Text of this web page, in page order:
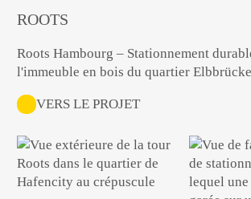
ROOTS
Roots Hambourg – Stationnement
l'immeuble en bois du quartier
VERS LE PROJET